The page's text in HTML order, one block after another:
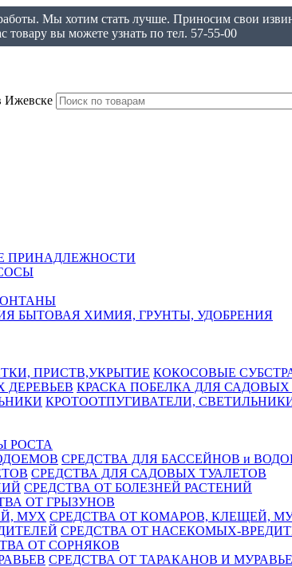
Мы хотим стать лучше. Приносим свои
вы можете узнать по тел. 57-55-00
Ижевске
ПРИНАДЛЕЖНОСТИ
БЫТОВАЯ ХИМИЯ, ГРУНТЫ, УДОБРЕНИЯ
КОКОСОВЫЕ
КРАСКА ПОБЕЛКА ДЛЯ САДОВЫХ
КРОТООТПУГИВАТЕЛИ,
РОСТА
СРЕДСТВА ДЛЯ БАССЕЙНОВ и
СРЕДСТВА ДЛЯ САДОВЫХ ТУАЛЕТОВ
СРЕДСТВА ОТ БОЛЕЗНЕЙ РАСТЕНИЙ
ОТ ГРЫЗУНОВ
СРЕДСТВА ОТ КОМАРОВ, КЛЕЩЕЙ,
СРЕДСТВА ОТ НАСЕКОМЫХ-
ОТ СОРНЯКОВ
СРЕДСТВА ОТ ТАРАКАНОВ И